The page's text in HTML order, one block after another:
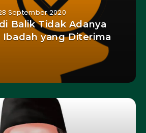
September 2020
Balik Tidak Adanya
yang Diterima